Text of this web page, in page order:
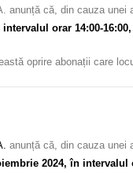
anunță că, din cauza
orar 14:00-
oprire abonații care
anunță că, din cauza unei
2024, în